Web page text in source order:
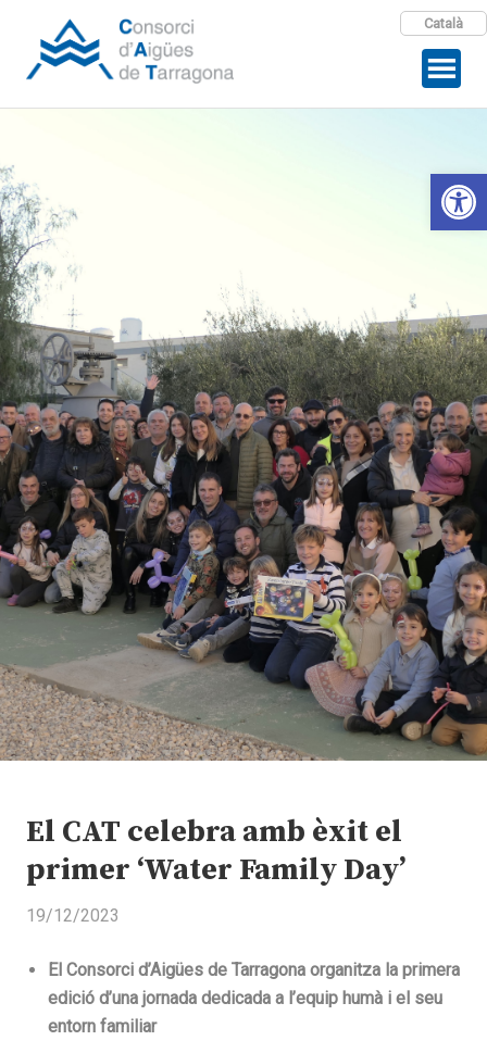
Català
El CAT celebra amb èxit el
primer ‘Water Family Day’
19/12/2023
El Consorci d’Aigües de Tarragona organitza la primera
edició d’una jornada dedicada a l’equip humà i el seu
entorn familiar